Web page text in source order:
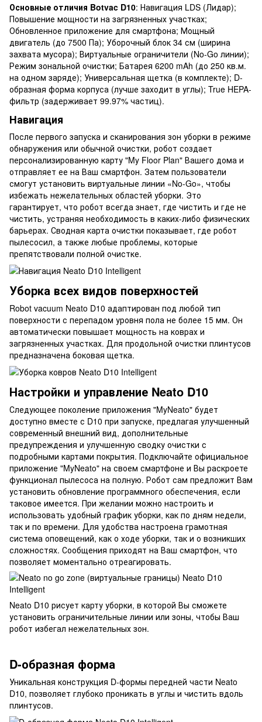
Основные отличия Botvac D10: Навигация LDS (Лидар);
Повышение мощности на загрязненных участках;
Обновленное приложение для смартфона; Мощный
двигатель (до 7500 Па); Уборочный блок 34 см (ширина
захвата мусора); Виртуальные ограничители (No-Go линии);
Режим зональной очистки; Батарея 6200 mAh (до 250 кв.м.
на одном заряде); Универсальная щетка (в комплекте); D-
образная форма корпуса (лучше заходит в углы); True HEPA-
фильтр (задерживает 99.97% частиц).
Навигация
После первого запуска и сканирования зон уборки в режиме
обнаружения или обычной очистки, робот создает
персонализированную карту "My Floor Plan" Вашего дома и
отправляет ее на Ваш смартфон. Затем пользователи
смогут установить виртуальные линии «No-Go», чтобы
избежать нежелательных областей уборки. Это
гарантирует, что робот всегда знает, где чистить и где не
чистить, устраняя необходимость в каких-либо физических
барьерах. Сводная карта очистки показывает, где робот
пылесосил, а также любые проблемы, которые
препятствовали полной очистке.
Уборка всех видов поверхностей
Robot vacuum Neato D10 адаптирован под любой тип
поверхности с перепадом уровня пола не более 15 мм. Он
автоматически повышает мощность на коврах и
загрязненных участках. Для продольной очистки плинтусов
предназначена боковая щетка.
Настройки и управление Neato D10
Следующее поколение приложения "MyNeato" будет
доступно вместе с D10 при запуске, предлагая улучшенный
современный внешний вид, дополнительные
предупреждения и улучшенную сводку очистки с
подробными картами покрытия. Подключайте официальное
приложение "MyNeato" на своем смартфоне и Вы раскроете
функционал пылесоса на полную. Робот сам предложит Вам
установить обновление программного обеспечения, если
таковое имеется. При желании можно настроить и
использовать удобный график уборки, как по дням недели,
так и по времени. Для удобства настроена грамотная
система оповещений, как о ходе уборки, так и о возникших
сложностях. Сообщения приходят на Ваш смартфон, что
позволяет моментально отреагировать.
Neato D10 рисует карту уборки, в которой Вы сможете
установить ограничительные линии или зоны, чтобы Ваш
робот избегал нежелательных зон.
D-образная форма
Уникальная конструкция D-формы передней части Neato
D10, позволяет глубоко проникать в углы и чистить вдоль
плинтусов.